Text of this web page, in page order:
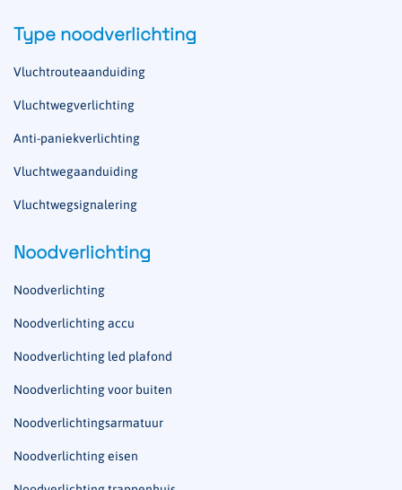
Type noodverlichting
Vluchtrouteaanduiding
Vluchtwegverlichting
Anti-paniekverlichting
Vluchtwegaanduiding
Vluchtwegsignalering
Noodverlichting
Noodverlichting
Noodverlichting accu
Noodverlichting led plafond
Noodverlichting voor buiten
Noodverlichtingsarmatuur
Noodverlichting eisen